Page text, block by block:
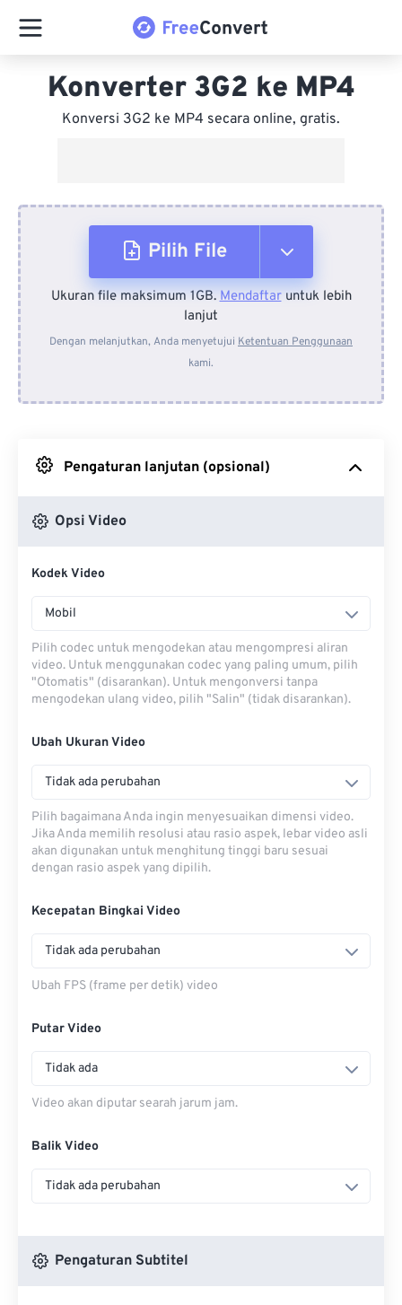
Konverter 3G2 ke MP4
Konversi 3G2 ke MP4 secara online, gratis.
Pilih File
Dari Perangkat
Dari Dropbox
Ukuran file maksimum 1GB.Mendaftaruntuk lebih
lanjut
Dengan melanjutkan, Anda menyetujui Ketentuan Penggunaan
kami.
Pengaturan lanjutan (opsional)
Opsi Video
Kodek Video
Mobil
Pilih codec untuk mengodekan atau mengompresi aliran
video. Untuk menggunakan codec yang paling umum, pilih
"Otomatis" (disarankan). Untuk mengonversi tanpa
mengodekan ulang video, pilih "Salin" (tidak disarankan).
Ubah Ukuran Video
Tidak ada perubahan
Pilih bagaimana Anda ingin menyesuaikan dimensi video.
Jika Anda memilih resolusi atau rasio aspek, lebar video asli
akan digunakan untuk menghitung tinggi baru sesuai
dengan rasio aspek yang dipilih.
Kecepatan Bingkai Video
Tidak ada perubahan
Ubah FPS (frame per detik) video
Putar Video
Tidak ada
Video akan diputar searah jarum jam.
Balik Video
Tidak ada perubahan
Pengaturan Subtitel